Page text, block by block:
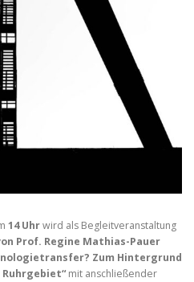
14 Uhrwird als Begleitveranstaltung
Prof. Regine Mathias-Pauer
Zum Hintergrund
mit anschließender